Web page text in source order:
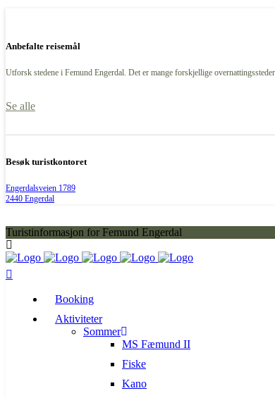
Anbefalte reisemål
Utforsk stedene i Femund Engerdal. Det er mange forskjellige
Se alle
Besøk turistkontoret
Engerdalsveien 1789
2440 Engerdal
Turistinformasjon for Femund Engerdal
Booking
Aktiviteter
Sommer
MS Fæmund II
Fiske
Kano